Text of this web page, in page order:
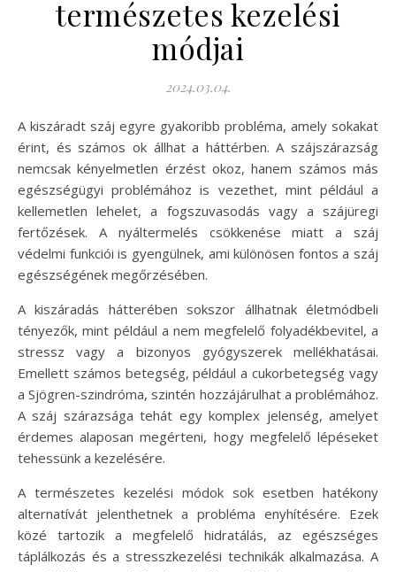
természetes kezelési
módjai
2024.03.04.
A kiszáradt száj egyre gyakoribb probléma, amely sokakat
érint, és számos ok állhat a háttérben. A szájszárazság
nemcsak kényelmetlen érzést okoz, hanem számos más
egészségügyi problémához is vezethet, mint például a
kellemetlen lehelet, a fogszuvasodás vagy a szájüregi
fertőzések. A nyáltermelés csökkenése miatt a száj
védelmi funkciói is gyengülnek, ami különösen fontos a száj
egészségének megőrzésében.
A kiszáradás hátterében sokszor állhatnak életmódbeli
tényezők, mint például a nem megfelelő folyadékbevitel, a
stressz vagy a bizonyos gyógyszerek mellékhatásai.
Emellett számos betegség, például a cukorbetegség vagy
a Sjögren-szindróma, szintén hozzájárulhat a problémához.
A száj szárazsága tehát egy komplex jelenség, amelyet
érdemes alaposan megérteni, hogy megfelelő lépéseket
tehessünk a kezelésére.
A természetes kezelési módok sok esetben hatékony
alternatívát jelenthetnek a probléma enyhítésére. Ezek
közé tartozik a megfelelő hidratálás, az egészséges
táplálkozás és a stresszkezelési technikák alkalmazása. A